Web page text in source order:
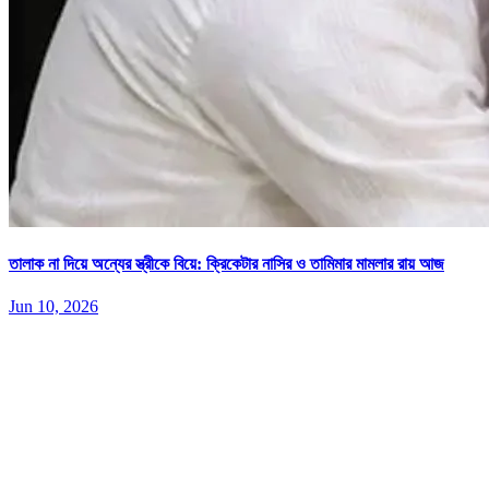
তালাক না দিয়ে অন্যের স্ত্রীকে বিয়ে: ক্রিকেটার নাসির ও তামিমার মামলার রায় আজ
Jun 10, 2026